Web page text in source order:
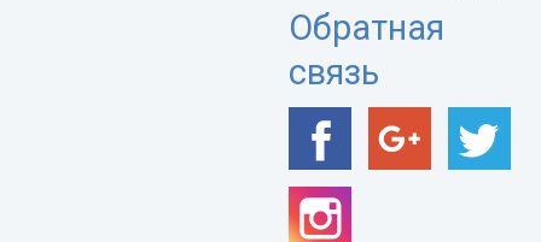
Обратная
связь